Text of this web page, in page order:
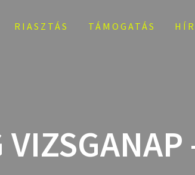
RIASZTÁS TÁMOGATÁS